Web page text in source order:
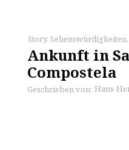
Story, Sehenswürdigkeiten,
Ankunft in
Compostela
Geschrieben von: Hans-